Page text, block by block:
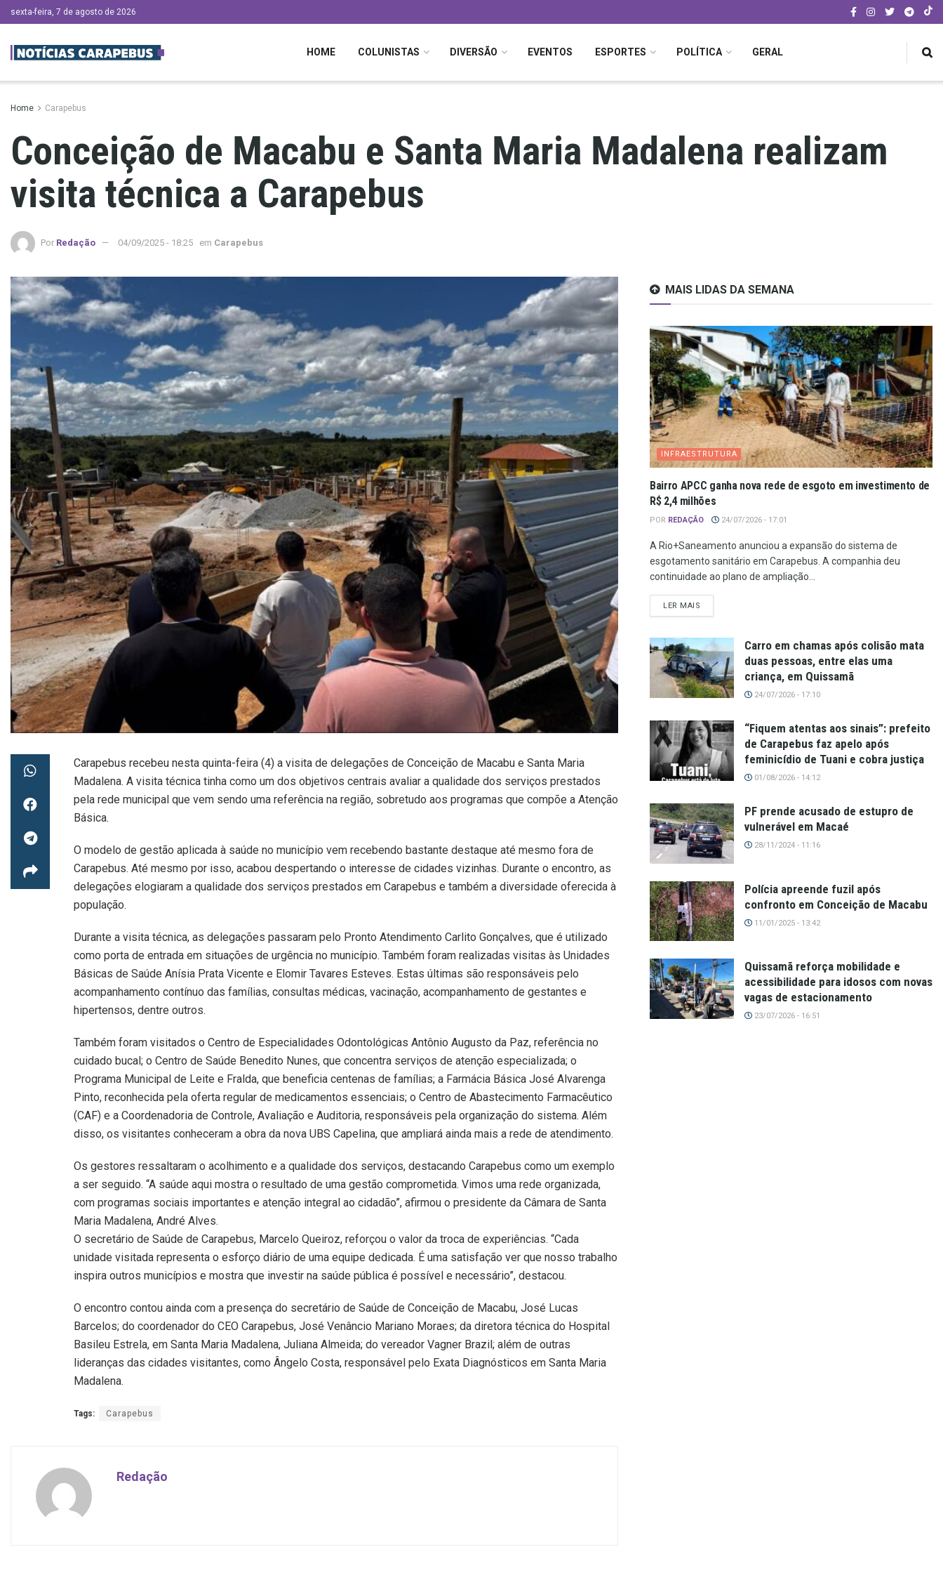
sexta-feira, 7 de agosto de 2026
HOME COLUNISTAS DIVERSÃO EVENTOS ESPORTES POLÍTICA GERAL
Home Carapebus
Conceição de Macabu e Santa Maria Madalena realizam
visita técnica a Carapebus
Por Redação 04/09/2025 - 18:25 em Carapebus
Carapebus recebeu nesta quinta-feira (4) a visita de delegações de Conceição de Macabu e Santa Maria
Madalena. A visita técnica tinha como um dos objetivos centrais avaliar a qualidade dos serviços prestados
pela rede municipal que vem sendo uma referência na região, sobretudo aos programas que compõe a Atenção
Básica.
O modelo de gestão aplicada à saúde no município vem recebendo bastante destaque até mesmo fora de
Carapebus. Até mesmo por isso, acabou despertando o interesse de cidades vizinhas. Durante o encontro, as
delegações elogiaram a qualidade dos serviços prestados em Carapebus e também a diversidade oferecida à
população.
Durante a visita técnica, as delegações passaram pelo Pronto Atendimento Carlito Gonçalves, que é utilizado
como porta de entrada em situações de urgência no município. Também foram realizadas visitas às Unidades
Básicas de Saúde Anísia Prata Vicente e Elomir Tavares Esteves. Estas últimas são responsáveis pelo
acompanhamento contínuo das famílias, consultas médicas, vacinação, acompanhamento de gestantes e
hipertensos, dentre outros.
Também foram visitados o Centro de Especialidades Odontológicas Antônio Augusto da Paz, referência no
cuidado bucal; o Centro de Saúde Benedito Nunes, que concentra serviços de atenção especializada; o
Programa Municipal de Leite e Fralda, que beneficia centenas de famílias; a Farmácia Básica José Alvarenga
Pinto, reconhecida pela oferta regular de medicamentos essenciais; o Centro de Abastecimento Farmacêutico
(CAF) e a Coordenadoria de Controle, Avaliação e Auditoria, responsáveis pela organização do sistema. Além
disso, os visitantes conheceram a obra da nova UBS Capelina, que ampliará ainda mais a rede de atendimento.
Os gestores ressaltaram o acolhimento e a qualidade dos serviços, destacando Carapebus como um exemplo
a ser seguido. “A saúde aqui mostra o resultado de uma gestão comprometida. Vimos uma rede organizada,
com programas sociais importantes e atenção integral ao cidadão”, afirmou o presidente da Câmara de Santa
Maria Madalena, André Alves.
O secretário de Saúde de Carapebus, Marcelo Queiroz, reforçou o valor da troca de experiências. “Cada
unidade visitada representa o esforço diário de uma equipe dedicada. É uma satisfação ver que nosso trabalho
inspira outros municípios e mostra que investir na saúde pública é possível e necessário”, destacou.
O encontro contou ainda com a presença do secretário de Saúde de Conceição de Macabu, José Lucas
Barcelos; do coordenador do CEO Carapebus, José Venâncio Mariano Moraes; da diretora técnica do Hospital
Basileu Estrela, em Santa Maria Madalena, Juliana Almeida; do vereador Vagner Brazil; além de outras
lideranças das cidades visitantes, como Ângelo Costa, responsável pelo Exata Diagnósticos em Santa Maria
Madalena.
Tags: Carapebus
Redação
MAIS LIDAS DA SEMANA
INFRAESTRUTURA
Bairro APCC ganha nova rede de esgoto em investimento de
R$ 2,4 milhões
POR REDAÇÃO 24/07/2026 - 17:01
A Rio+Saneamento anunciou a expansão do sistema de
esgotamento sanitário em Carapebus. A companhia deu
continuidade ao plano de ampliação...
LER MAIS
Carro em chamas após colisão mata
duas pessoas, entre elas uma
criança, em Quissamã
24/07/2026 - 17:10
“Fiquem atentas aos sinais”: prefeito
de Carapebus faz apelo após
feminicídio de Tuani e cobra justiça
01/08/2026 - 14:12
PF prende acusado de estupro de
vulnerável em Macaé
28/11/2024 - 11:16
Polícia apreende fuzil após
confronto em Conceição de Macabu
11/01/2025 - 13:42
Quissamã reforça mobilidade e
acessibilidade para idosos com novas
vagas de estacionamento
23/07/2026 - 16:51